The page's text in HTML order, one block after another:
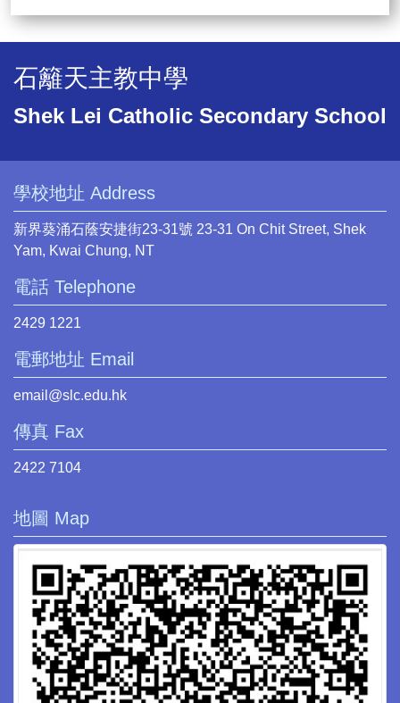
石籬天主教中學
Shek Lei Catholic Secondary School
學校地址 Address
新界葵涌石蔭安捷街23-31號 23-31 On Chit Street, Shek
Yam, Kwai Chung, NT
電話 Telephone
2429 1221
電郵地址 Email
email@slc.edu.hk
傳真 Fax
2422 7104
地圖 Map